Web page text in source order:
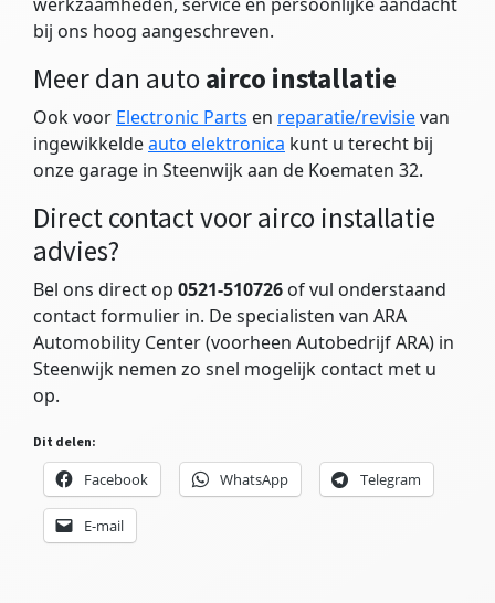
bij ons hoog aangeschreven.
Meer dan autoairco installatie
Ook voor Electronic Parts en reparatie/revisievan
ingewikkeldeauto elektronica kunt u terecht bij
onze garage in Steenwijk aan de Koematen 32.
Direct contact voor airco installatie
advies?
Bel ons direct op 0521-510726 of vul onderstaand
contact formulier in. De specialisten van ARA
Automobility Center (voorheen Autobedrijf ARA) in
Steenwijk nemen zo snel mogelijk contact met u
op.
Dit delen:
Facebook WhatsApp Telegram
E-mail